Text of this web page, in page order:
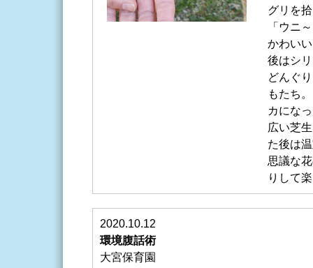
グリを
「ウニ
かわい
後はシ
どんぐ
もたち
カにな
広い芝
た後は
思議な
りして
2020.10.12
環境腹話術
大宮保育園